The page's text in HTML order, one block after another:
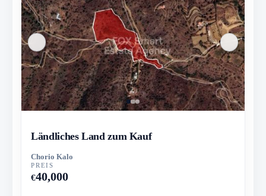
Ländliches Land zum Kauf
Chorio Kalo
PREIS
€40,000